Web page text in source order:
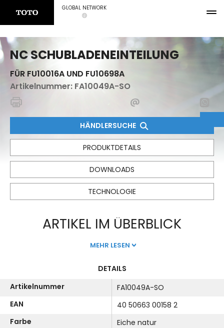
GLOBAL NETWORK
NC SCHUBLADENEINTEILUNG
FÜR FU10016A UND FU10698A
Artikelnummer: FA10049A-SO
HÄNDLERSUCHE
PRODUKTDETAILS
DOWNLOADS
TECHNOLOGIE
ARTIKEL IM ÜBERBLICK
MEHR LESEN
DETAILS
Artikelnummer
FA10049A-SO
EAN
40 50663 00158 2
Farbe
Eiche natur